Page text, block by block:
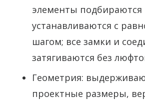
элементы подбираются
устанавливаются с
шагом; все замки и
затягиваются без
Геометрия:
проектные размеры,